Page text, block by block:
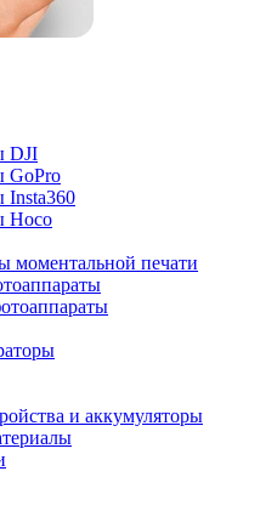
DJI
GoPro
Hoco
моментальной печати
и аккумуляторы